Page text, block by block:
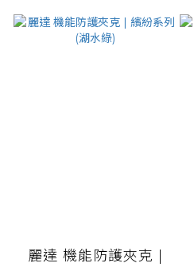
麗達 機能防護夾克 |